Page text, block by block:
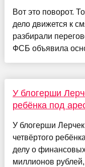
Вот это поворот.
дело движется к
разбирали
ФСБ объявила
У блогерши
ребёнка под
У блогерши
четвёртого
делу о
миллионов